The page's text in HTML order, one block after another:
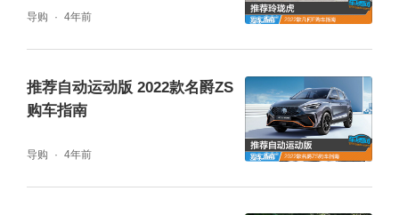
两侧造型犀利的大灯，整车看上去十分沉稳。
理，同时中网内部也采用了全新的星空点阵式
布局，相较致雅型的设计风格明显要激进许
导购 4年前
推荐自动运动版 2022款名爵ZS
购车指南
导购 4年前